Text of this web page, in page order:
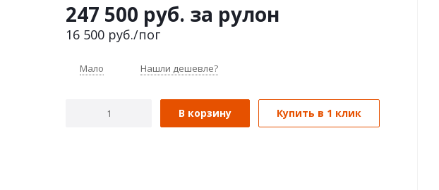
247 500 руб. за рулон
16 500 руб./пог
Мало Нашли дешевле?
В корзину Купить в 1 клик